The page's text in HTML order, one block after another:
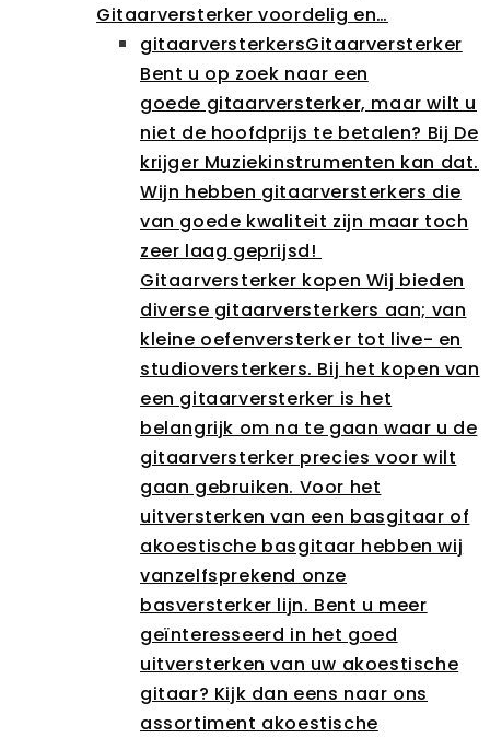
Gitaarversterker voordelig en…
gitaarversterkersGitaarversterker
Bent u op zoek naar een
goede gitaarversterker, maar wilt u
niet de hoofdprijs te betalen? Bij De
krijger Muziekinstrumenten kan dat.
Wijn hebben gitaarversterkers die
van goede kwaliteit zijn maar toch
zeer laag geprijsd!
Gitaarversterker kopen Wij bieden
diverse gitaarversterkers aan; van
kleine oefenversterker tot live- en
studioversterkers. Bij het kopen van
een gitaarversterker is het
belangrijk om na te gaan waar u de
gitaarversterker precies voor wilt
gaan gebruiken. Voor het
uitversterken van een basgitaar of
akoestische basgitaar hebben wij
vanzelfsprekend onze
basversterker lijn. Bent u meer
geïnteresseerd in het goed
uitversterken van uw akoestische
gitaar? Kijk dan eens naar ons
assortiment akoestische